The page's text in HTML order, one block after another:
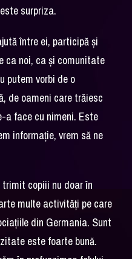
surpriza.
între ei, participă și
ca noi, ca și comunitate
putem vorbi de o
de oameni care trăiesc
a face cu nimeni. Este
informație, vrem să ne
copiii nu doar în
multe activități pe care
din Germania. Sunt
este foarte bună.